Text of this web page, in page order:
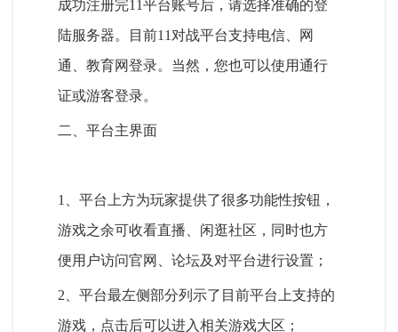
成功注册完11平台账号后，请选择准确的登
陆服务器。目前11对战平台支持电信、网
通、教育网登录。当然，您也可以使用通行
证或游客登录。
二、平台主界面
1、平台上方为玩家提供了很多功能性按钮，
游戏之余可收看直播、闲逛社区，同时也方
便用户访问官网、论坛及对平台进行设置；
2、平台最左侧部分列示了目前平台上支持的
游戏，点击后可以进入相关游戏大区；